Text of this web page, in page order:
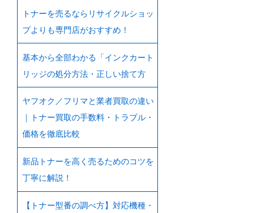
トナーを売るならリサイクルショッ
プよりも専門店がおすすめ！
基本から全部わかる「インクカート
リッジの処分方法・正しい捨て方
ヤフオク／フリマと業者買取の違い
｜トナー買取の手数料・トラブル・
価格を徹底比較
新品トナーを高く売るためのコツを
丁寧に解説！
【トナー型番の調べ方】対応機種・